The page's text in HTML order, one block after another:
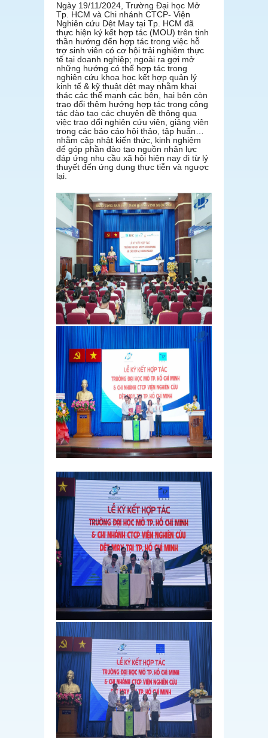
Ngày 19/11/2024, Trường Đại học Mở
Tp. HCM và Chi nhánh CTCP- Viện
Nghiên cứu Dệt May tại Tp. HCM đã
thực hiện ký kết hợp tác (MOU) trên tinh
thần hướng đến hợp tác trong việc hỗ
trợ sinh viên có cơ hội trải nghiệm thực
tế tại doanh nghiệp; ngoài ra gợi mở
những hướng có thể hợp tác trong
nghiên cứu khoa học kết hợp quản lý
kinh tế & kỹ thuật dệt may nhằm khai
thác các thế mạnh các bên, hai bên còn
trao đổi thêm hướng hợp tác trong công
tác đào tạo các chuyên đề thông qua
việc trao đổi nghiên cứu viên, giảng viên
trong các báo cáo hội thảo, tập huấn…
nhằm cập nhật kiến thức, kinh nghiệm
để góp phần đào tạo nguồn nhân lực
đáp ứng nhu cầu xã hội hiện nay đi từ lý
thuyết đến ứng dụng thực tiễn và ngược
lại.